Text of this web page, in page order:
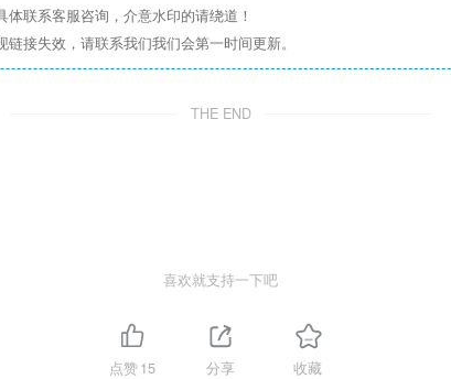
联系客服咨询，介意水印的请绕道！
接失效，请联系我们我们会第一时间更新。
THE END
喜欢就支持一下吧
点赞15 分享 收藏